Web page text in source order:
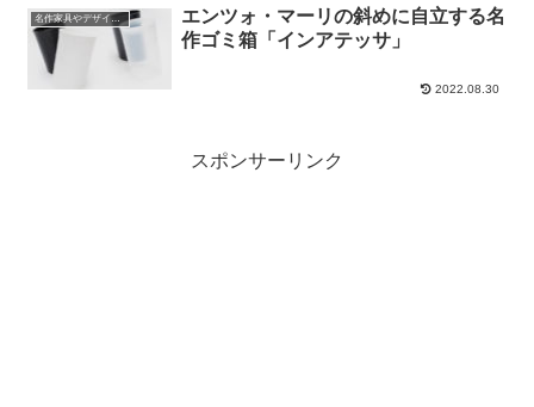
名作家具やデザインの話
エンツォ・マーリの斜めに自立する名
作ゴミ箱「インアテッサ」
2022.08.30
スポンサーリンク